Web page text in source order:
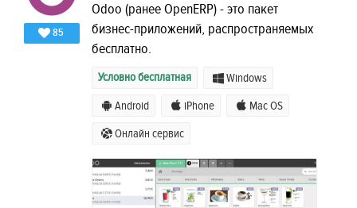
85
Odoo (ранее OpenERP) - это пакет
бизнес-приложений, распространяемых
бесплатно.
Условно бесплатная Windows
Android iPhone Mac OS
Онлайн сервис